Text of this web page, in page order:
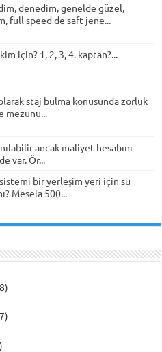
denedim, genelde güzel,
full speed de saft jene...
için? 1, 2, 3, 4. kaptan?...
staj bulma konusunda zorluk
mezunu...
ancak maliyet hesabını
var. Ör...
bir yerleşim yeri için su
Mesela 500...